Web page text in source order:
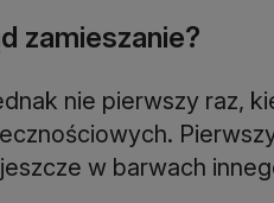
zamieszanie?
nie pierwszy raz,
jeszcze w barwach